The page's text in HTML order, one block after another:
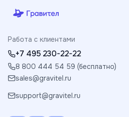
Работа с клиентами
+7 495 230-22-22
8 800 444 54 59 (бесплатно)
sales@gravitel.ru
support@gravitel.ru